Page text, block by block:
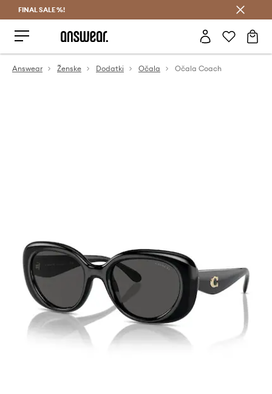
FINAL SALE %!
Answear Ženske Dodatki Očala Očala Coach